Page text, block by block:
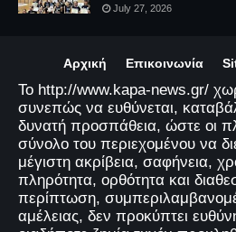
July 27, 2026
Αρχική Επικοινωνία
Το http://www.kapa-news.gr/
συνεπώς να ευθύνεται,
δυνατή προσπάθεια, ώστε οι
σύνολο του περιεχομένου να
μέγιστη ακρίβεια, σαφήνεια,
πληρότητα, ορθότητα και
περίπτωση,
αμέλειας, δεν προκύπτει